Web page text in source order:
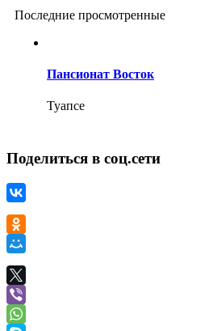
Последние просмотренные
Пансионат Восток
Туапсе
Поделиться в соц.сети